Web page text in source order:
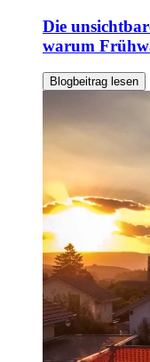
Die
warum
Blogbeitrag lesen